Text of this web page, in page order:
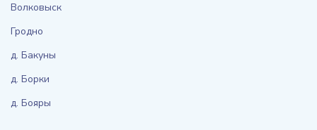
Волковыск
Гродно
д. Бакуны
д. Борки
д. Бояры